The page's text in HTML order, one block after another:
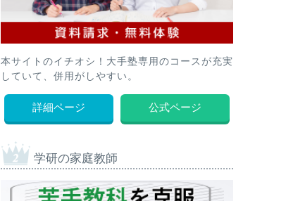
本サイトのイチオシ！大手塾専用のコースが充実
していて、併用がしやすい。
詳細ページ 公式ページ
学研の家庭教師